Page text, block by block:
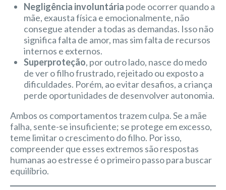
Negligência involuntária pode ocorrer quando a
mãe, exausta física e emocionalmente, não
consegue atender a todas as demandas. Isso não
significa falta de amor, mas sim falta de recursos
internos e externos.
Superproteção, por outro lado, nasce do medo
de ver o filho frustrado, rejeitado ou exposto a
dificuldades. Porém, ao evitar desafios, a criança
perde oportunidades de desenvolver autonomia.
Ambos os comportamentos trazem culpa. Se a mãe
falha, sente-se insuficiente; se protege em excesso,
teme limitar o crescimento do filho. Por isso,
compreender que esses extremos são respostas
humanas ao estresse é o primeiro passo para buscar
equilíbrio.